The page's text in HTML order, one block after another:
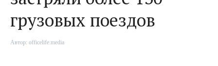
грузовых поездов
Автор: officelife.media